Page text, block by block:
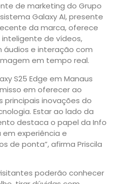
de marketing do Grupo
Galaxy AI, presente
da marca, oferece
de vídeos,
áudios e interação com
em tempo real.
S25 Edge em Manaus
em oferecer ao
principais inovações do
Estar ao lado da
destaca o papel da Info
experiência e
de ponta”, afirma Priscila
poderão conhecer